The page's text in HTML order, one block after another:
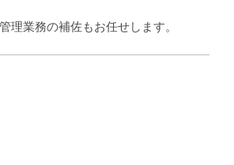
理業務の補佐もお任せします。